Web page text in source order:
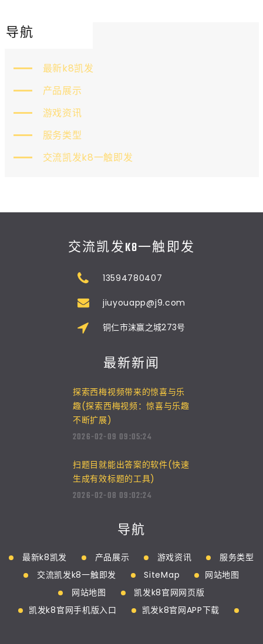
导航
最新k8凯发
产品展示
游戏资讯
服务类型
交流凯发k8一触即发
交流凯发K8一触即发
13594780407
jiuyouapp@j9.com
铜仁市沫赢之城273号
最新新闻
探索西梅视频带来的惊喜与乐
趣(探索西梅视频：惊喜与乐趣
不断扩展)
2026-02-09 09:05:24
扫题目就能出答案的软件(快速
生成有效标题的工具)
2026-02-08 09:02:24
导航
最新k8凯发 产品展示 游戏资讯
服务类型
交流凯发k8一触即发
SiteMap
网站地图
网站地图
凯发k8官网网页版
凯发k8官网手机版入口
凯发k8官网APP下载